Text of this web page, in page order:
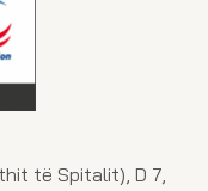
të Spitalit), D 7,